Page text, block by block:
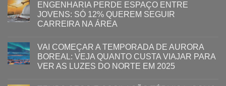
ENGENHARIA PERDE ESPAÇO ENTRE
JOVENS: SÓ 12% QUEREM SEGUIR
CARREIRA NA ÁREA
VAI COMEÇAR A TEMPORADA DE AURORA
BOREAL: VEJA QUANTO CUSTA VIAJAR PARA
VER AS LUZES DO NORTE EM 2025